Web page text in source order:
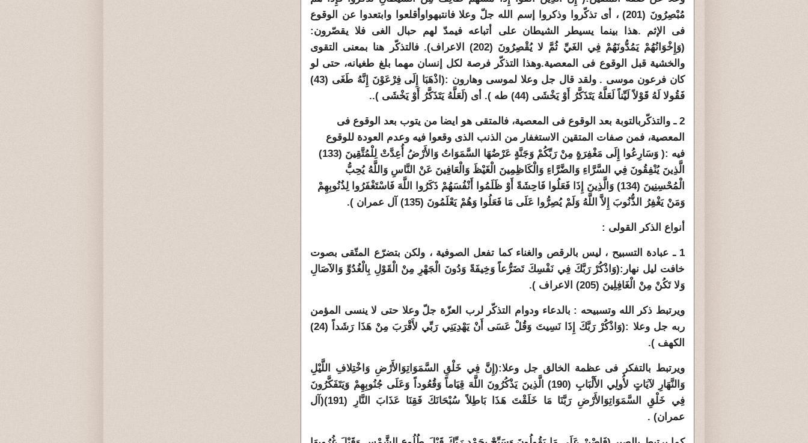
مُبْصِرُونَ (201) ، أى تذكّروا وذكروا إسم الله جلّ وعلا فانتبهواوأقلعوا وابتعدوا عن الوقوع
فى الإثم .هذا بينما يسيطر الشيطان على أتباعه فيمدّ لهم حبال الغى فلا يقصّرون:
(وَإِخْوَانُهُمْ يَمُدُّونَهُمْ فِي الغَيِّ ثُمَّ لا يُقْصِرُونَ (202) الاعراف). فالتذكّر هنا بمعنى التقوى
والخشية قبل الوقوع فى المعصية.وهذا التذكّر فرصة لكل إنسان مهما بلغ طغيانه، حتى لو
كان فرعون موسى . ولقد قال جل وعلا لموسى وهارون :(اذْهَبَا إِلَى فِرْعَوْنَ إِنَّهُ طَغَى (43)
فَقُولا لَهُ قَوْلاً لَيِّناً لَعَلَّهُ يَتَذَكَّرُ أَوْ يَخْشَى (44) طه ). أى (لَعَلَّهُ يَتَذَكَّرُ أَوْ يَخْشَى )..
2 ـ والتذكّربالتوبة بعد الوقوع فى المعصية، فالمتقى هو ايضا من يتوب بعد الوقوع فى
المعصية، فمن صفات المتقين الاستغفار من الذنب الذى وقعوا فيه وعدم العودة للوقوع
فيه :( وَسَارِعُوا إِلَى مَغْفِرَةٍ مِنْ رَبِّكُمْ وَجَنَّةٍ عَرْضُهَا السَّمَوَاتُ وَالأَرْضُ أُعِدَّتْ لِلْمُتَّقِينَ (133)
الَّذِينَ يُنْفِقُونَ فِي السَّرَّاءِ وَالضَّرَّاءِ وَالْكَاظِمِينَ الْغَيْظَ وَالْعَافِينَ عَنْ النَّاسِ وَاللَّهُ يُحِبُّ
الْمُحْسِنِينَ (134) وَالَّذِينَ إِذَا فَعَلُوا فَاحِشَةً أَوْ ظَلَمُوا أَنْفُسَهُمْ ذَكَرُوا اللَّهَ فَاسْتَغْفَرُوا لِذُنُوبِهِمْ
وَمَنْ يَغْفِرُ الذُّنُوبَ إِلاَّ اللَّهُ وَلَمْ يُصِرُّوا عَلَى مَا فَعَلُوا وَهُمْ يَعْلَمُونَ (135) آل عمران ).
أنواع الذكر القولى :
1 ـ عبادة التسبيح ، ليس بالرقص والغناء كما تفعل الصوفية ، ولكن بتضرّع المتّقى بصوت
خافت ليل نهار:(وَاذْكُرْ رَبَّكَ فِي نَفْسِكَ تَضَرُّعاً وَخِيفَةً وَدُونَ الْجَهْرِ مِنْ الْقَوْلِ بِالْغُدُوِّ وَالآصَالِ
وَلا تَكُنْ مِنْ الْغَافِلِينَ (205) الاعراف ).
ويرتبط ذكر الله وتسبيحه : بالدعاء ودوام التذكّر لرب العزّة جلّ وعلا حتى لا ينسى المؤمن
ربه جل وعلا :(وَاذْكُرْ رَبَّكَ إِذَا نَسِيتَ وَقُلْ عَسَى أَنْ يَهْدِيَنِي رَبِّي لأَقْرَبَ مِنْ هَذَا رَشَداً (24)
الكهف ).
ويرتبط بالتفكر فى عظمة الخالق جل وعلا:(إِنَّ فِي خَلْقِ السَّمَوَاتِوَالأَرْضِ وَاخْتِلافِ اللَّيْلِ
وَالنَّهَارِ لآيَاتٍ لأُولِي الأَلْبَابِ (190) الَّذِينَ يَذْكُرُونَ اللَّهَ قِيَاماً وَقُعُوداً وَعَلَى جُنُوبِهِمْ وَيَتَفَكَّرُونَ
فِي خَلْقِ السَّمَوَاتِ
وَالأَرْضِ رَبَّنَا مَا خَلَقْتَ هَذَا بَاطِلاً سُبْحَانَكَ فَقِنَا عَذَابَ النَّارِ (191)(آل
عمران) .